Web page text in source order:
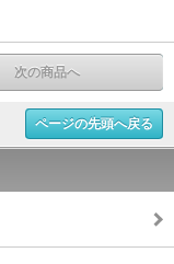
次の商品へ
ページの先頭へ戻る